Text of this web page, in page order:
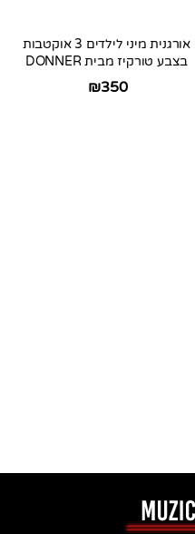
אורגנית מיני לילדים 3 אוקטבות
בצבע טורקיז מבית DONNER
₪350